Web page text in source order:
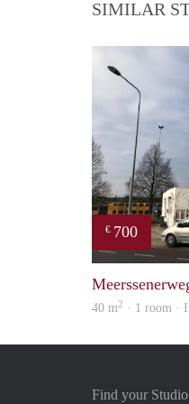
SIMILAR
€ 700
40 m2 · 1 room ·
Find your